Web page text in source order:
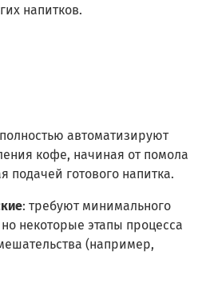
напитков.
автоматизируют
кофе, начиная от помола
подачей готового напитка.
: требуют минимального
некоторые этапы процесса
(например,